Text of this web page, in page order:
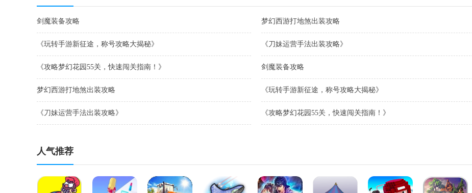
剑魔装备攻略 梦幻西游打地煞出装攻略
《玩转手游新征途，称号攻略大揭秘》 《刀妹运营手法出装攻略》
《攻略梦幻花园55关，快速闯关指南！》 剑魔装备攻略
梦幻西游打地煞出装攻略 《玩转手游新征途，称号攻略大揭秘》
《刀妹运营手法出装攻略》 《攻略梦幻花园55关，快速闯关指南！》
人气推荐